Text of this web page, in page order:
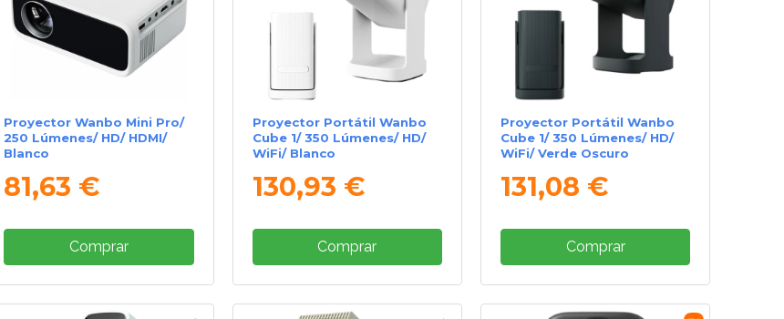
Proyector Wanbo Mini Pro/
250 Lúmenes/ HD/ HDMI/
Blanco
81,63 €
Comprar
Proyector Portátil Wanbo
Cube 1/ 350 Lúmenes/ HD/
WiFi/ Blanco
130,93 €
Comprar
Proyector Portátil Wanbo
Cube 1/ 350 Lúmenes/ HD/
WiFi/ Verde Oscuro
131,08 €
Comprar